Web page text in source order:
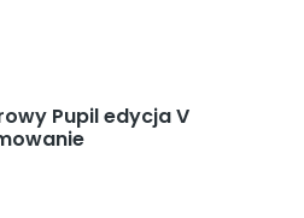
Pupil edycja V